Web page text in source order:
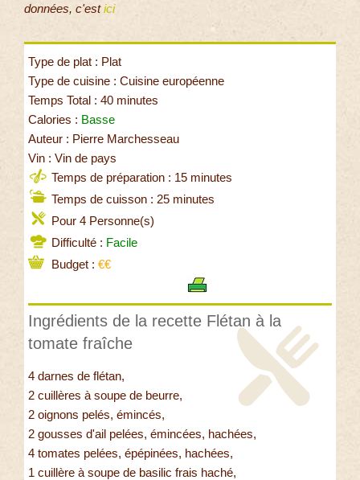
données, c'estici
Type de plat : Plat
Type de cuisine : Cuisine européenne
Temps Total : 40 minutes
Calories : Basse
Auteur : Pierre Marchesseau
Vin : Vin de pays
Temps de préparation : 15 minutes
Temps de cuisson : 25 minutes
Pour 4 Personne(s)
Difficulté : Facile
Budget : €€
Ingrédients de la recette Flétan à la
tomate fraîche
4 darnes de flétan,
2 cuillères à soupe de beurre,
2 oignons pelés, émincés,
2 gousses d'ail pelées, émincées, hachées,
4 tomates pelées, épépinées, hachées,
1 cuillère à soupe de basilic frais haché,